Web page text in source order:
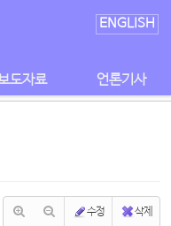
ENGLISH
도자료 언론기사
수정 삭제